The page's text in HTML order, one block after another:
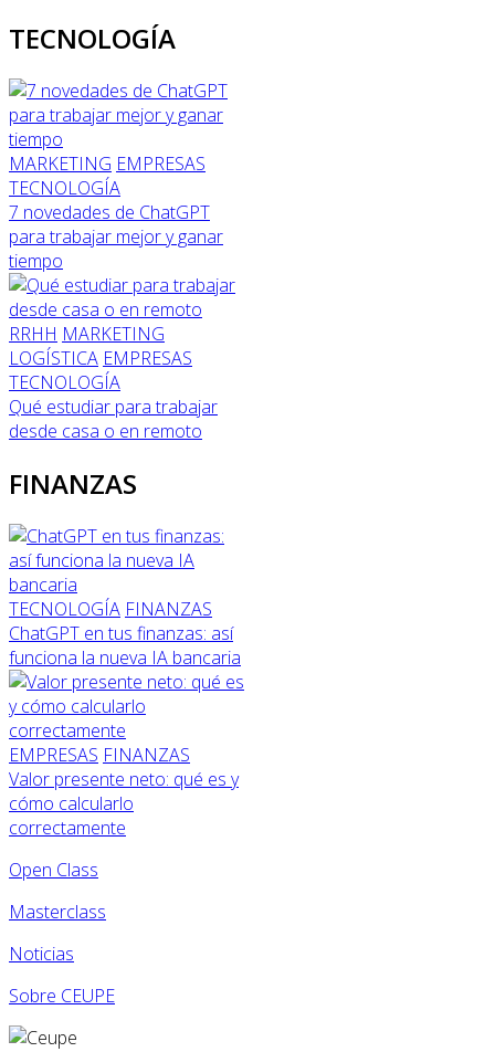
TECNOLOGÍA
MARKETING EMPRESAS
TECNOLOGÍA
7 novedades de ChatGPT
para trabajar mejor y ganar
tiempo
RRHH MARKETING
LOGÍSTICA EMPRESAS
TECNOLOGÍA
Qué estudiar para trabajar
desde casa o en remoto
FINANZAS
TECNOLOGÍA FINANZAS
ChatGPT en tus finanzas: así
funciona la nueva IA bancaria
EMPRESAS FINANZAS
Valor presente neto: qué es y
cómo calcularlo
correctamente
Open Class
Masterclass
Noticias
Sobre CEUPE